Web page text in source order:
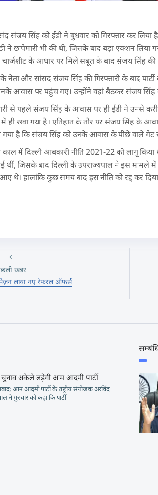
संजय सिंह को ईडी ने बुधवार को गिरफ्तार कर लिया है।
ने छापेमारी भी की थी, जिसके बाद बड़ा एक्शन लिया
के आधार पर मिले सबूत के बाद संजय सिंह की
और सांसद संजय सिंह की गिरफ्तारी के बाद पार्टी
आवास पर पहुंच गए। उन्होंने वहां बैठकर संजय सिंह के
से पहले संजय सिंह के आवास पर ही ईडी ने उनसे
रखा गया है। एतिहात के तौर पर संजय सिंह के आवास
गया है कि संजय सिंह को उनके आवास के पीछे वाले गेट
काल में दिल्ली आबकारी नीति 2021-22 को लागू
थीं, जिसके बाद दिल्ली के उपराज्यपाल ने इस मामले
थे। हालांकि कुछ समय बाद इस नीति को रद्द कर दिया
खबर
लाया नए रेफरल ऑफर्स
चुनाव अकेले लड़ेगी आम आदमी पार्टी
आम आदमी पार्टी के राष्ट्रीय संयोजक अरविंद
ने गुरुवार को कहा कि पार्टी